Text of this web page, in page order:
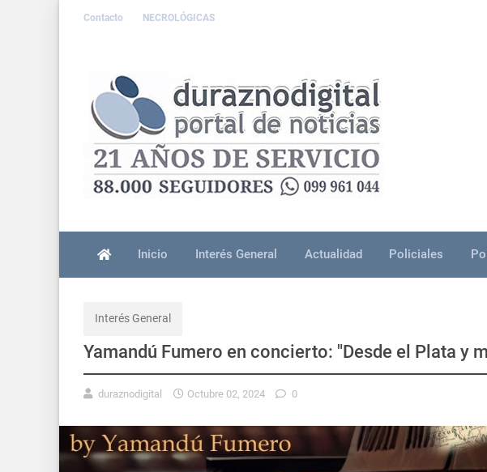
Contacto NECROLÓGICAS
Inicio Interés General Actualidad Policiales
Interés General
Yamandú Fumero en concierto: "Desde el Plata y
duraznodigital Octubre 02, 2024 0